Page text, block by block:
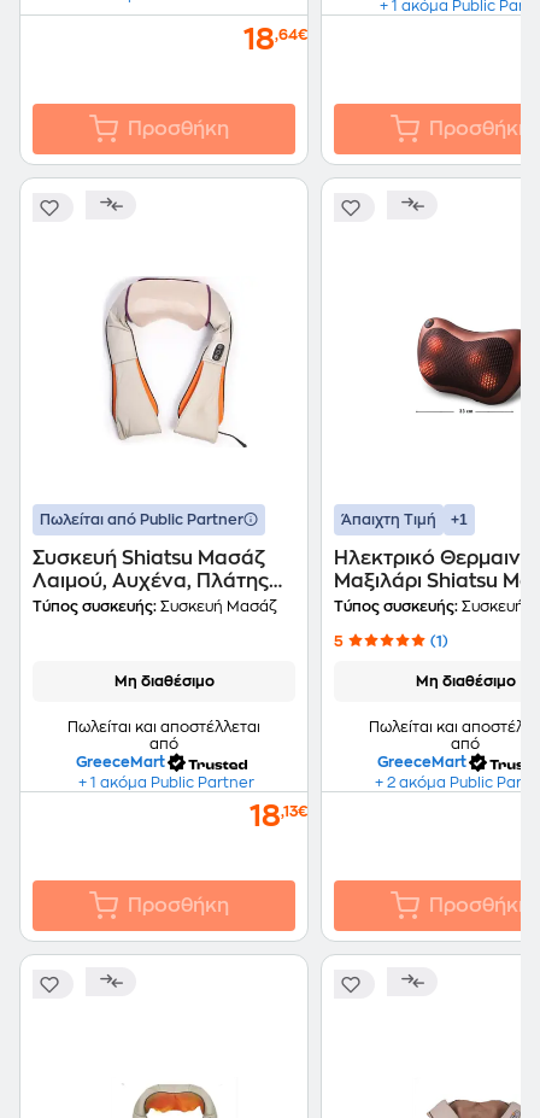
18,64€
Προσθήκη
+ 1 ακόμα Public
Προσθήκη
Πωλείται από Public Partner
Συσκευή Shiatsu Μασάζ
Λαιμού, Αυχένα, Πλάτης
Με Υπέρυθρη Ακτινοβολία
Τύπος συσκευής: Συσκευή Μασάζ
Μη διαθέσιμο
Πωλείται και αποστέλλεται
από
GreeceMart
+ 1 ακόμα Public Partner
18,13€
Προσθήκη
Άπαιχτη Τιμή +1
Ηλεκτρικό
Μαξιλάρι Shiatsu
Αυχένα Για Σπίτι Και
Τύπος συσκευής: Συσκευή
5 (1)
Μη διαθέσιμο
Πωλείται και
από
GreeceMart
+ 2 ακόμα Public
Προσθήκη